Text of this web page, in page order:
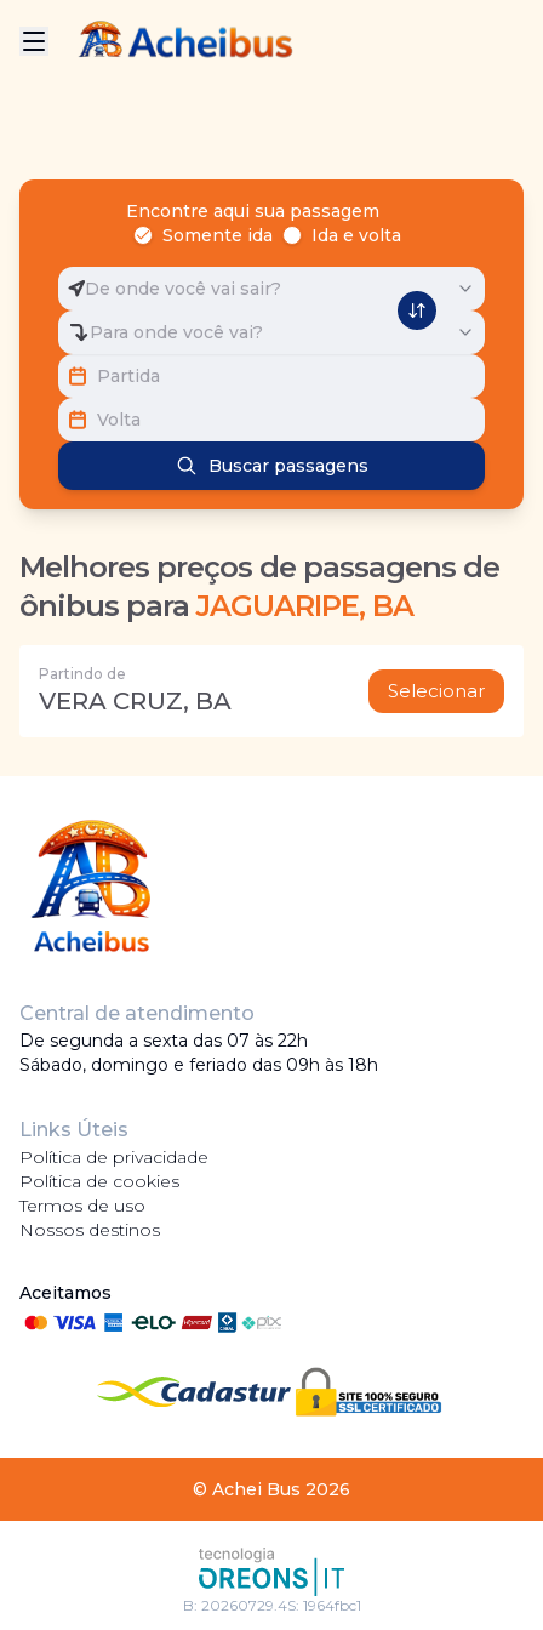
Encontre aqui sua passagem
Somente ida
Ida e volta
De onde você vai sair?
Para onde você vai?
Partida
Volta
Buscar passagens
Melhores preços de passagens de
ônibus para JAGUARIPE, BA
Partindo de
VERA CRUZ, BA Selecionar
Central de atendimento
De segunda a sexta das 07 às 22h
Sábado, domingo e feriado das 09h às 18h
Links Úteis
Política de privacidade
Política de cookies
Termos de uso
Nossos destinos
Aceitamos
© Achei Bus 2026
B: 20260729.4S: 1964fbc1